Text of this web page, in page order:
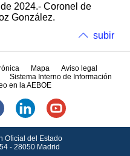
2024.- Coronel de
González.
subir
Mapa
Aviso legal
Sistema Interno de Información
en la AEBOE
Oficial del Estado
- 28050 Madrid